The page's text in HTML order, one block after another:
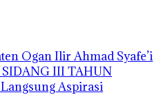
Ogan Ilir Ahmad Syafe’i
SIDANG III TAHUN
Aspirasi